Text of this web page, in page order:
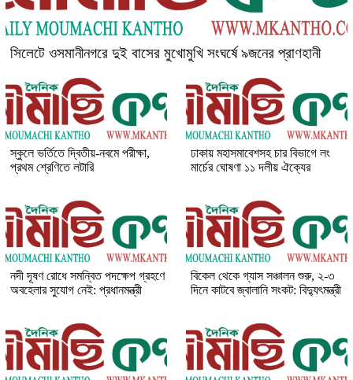
সিলেটে ওসমানীনগরে দুই বাসের মুখোমুখি সংঘর্ষে ৯জনের প্রাণহানী
স্কুলে ভর্তিতে দ্বিতীয়-নবমে পরীক্ষা,
প্রথম শ্রেণিতে লটারি
ঢাকায় মহাসমাবেশসহ চার বিভাগে লং
মার্চের ঘোষণা ১১ দলীয় ঐক্যের
নদী দূষণ রোধে সমন্বিত পদক্ষেপ গ্রহণে
অবহেলার সুযোগ নেই: প্রধানমন্ত্রী
বিকেল থেকে গ্যাস সঞ্চালন শুরু, ২-৩
দিনে কাটবে জ্বালানি সংকট: বিদ্যুৎমন্ত্রী